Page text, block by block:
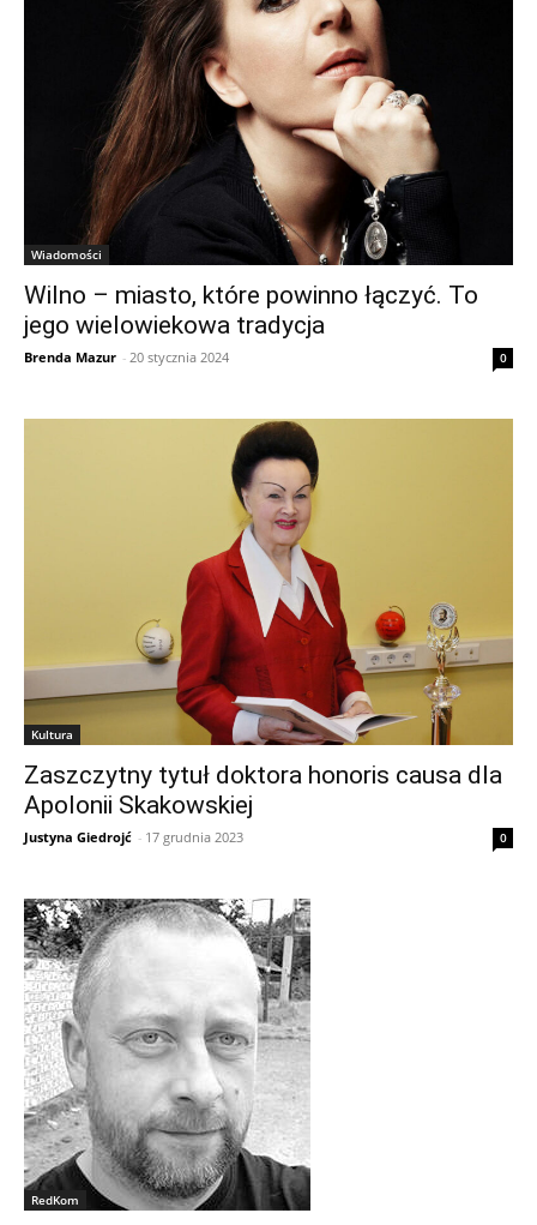
Wiadomości
Wilno – miasto, które powinno łączyć. To
jego wielowiekowa tradycja
Brenda Mazur - 20 stycznia 2024 0
Kultura
Zaszczytny tytuł doktora honoris causa dla
Apolonii Skakowskiej
Justyna Giedrojć - 17 grudnia 2023 0
RedKom